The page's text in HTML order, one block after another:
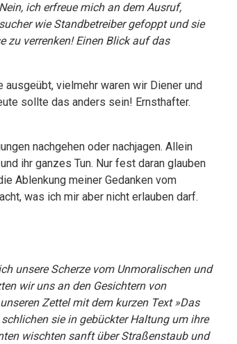
ich erfreue mich an dem Ausruf,
wie Standbetreiber gefoppt und sie
zu verrenken! Einen Blick auf das
vielmehr waren wir Diener und
sollte das anders sein! Ernsthafter.
nachgehen oder nachjagen. Allein
ihr ganzes Tun. Nur fest daran glauben
Ablenkung meiner Gedanken vom
was ich mir aber nicht erlauben darf.
unsere Scherze vom Unmoralischen und
wir uns an den Gesichtern von
Zettel mit dem kurzen Text »Das
sie in gebückter Haltung um ihre
wischten sanft über Straßenstaub und